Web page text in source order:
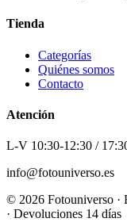
Tienda
Categorías
Quiénes somos
Contacto
Atención
L-V 10:30-12:30 /
info@fotouniverso.es
© 2026 Fotouniverso ·
· Devoluciones 14 días